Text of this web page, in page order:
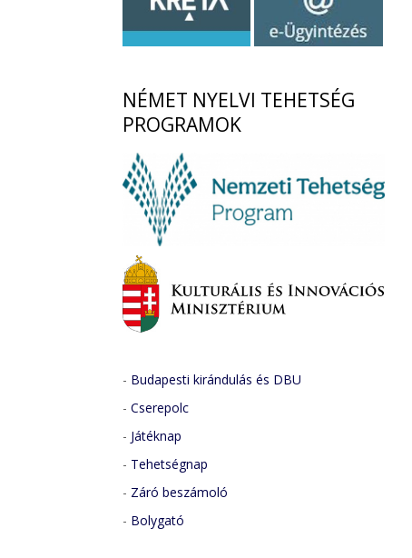
NÉMET NYELVI TEHETSÉG
PROGRAMOK
- Budapesti kirándulás és DBU
- Cserepolc
- Játéknap
- Tehetségnap
- Záró beszámoló
- Bolygató